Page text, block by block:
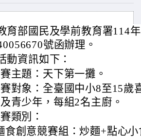
育部國民及學前教育署114
號函辦理。
動資訊如下：
主題：天下第一攤。
對象：全臺國中小8至15歲
青少年，每組2名主廚。
類別：
食創意競賽組：炒麵+點心